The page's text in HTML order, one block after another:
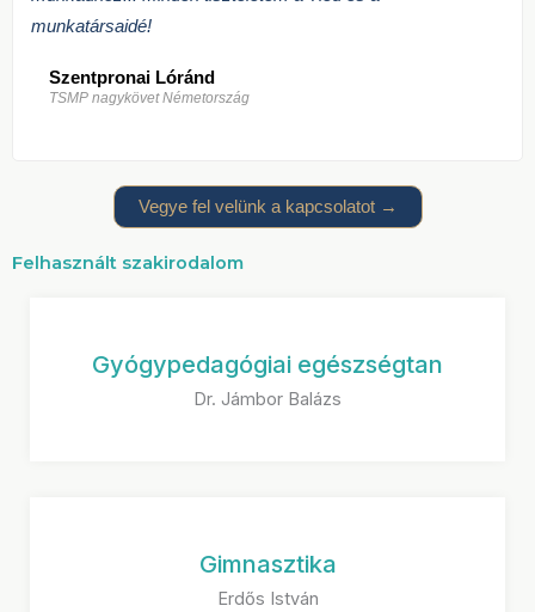
munkatársaidé!
Szentpronai Lóránd
TSMP nagykövet Németország
Vegye fel velünk a kapcsolatot →
Felhasznált szakirodalom
Gyógypedagógiai egészségtan
Dr. Jámbor Balázs
Gimnasztika
Erdős István